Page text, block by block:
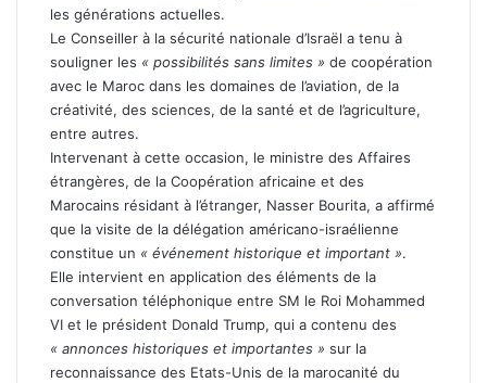
les générations actuelles.
Le Conseiller à la sécurité nationale d’Israël a tenu à
souligner les « possibilités sans limites » de coopération
avec le Maroc dans les domaines de l’aviation, de la
créativité, des sciences, de la santé et de l’agriculture,
entre autres.
Intervenant à cette occasion, le ministre des Affaires
étrangères, de la Coopération africaine et des
Marocains résidant à l’étranger, Nasser Bourita, a affirmé
que la visite de la délégation américano-israélienne
constitue un « événement historique et important ».
Elle intervient en application des éléments de la
conversation téléphonique entre SM le Roi Mohammed
VI et le président Donald Trump, qui a contenu des
« annonces historiques et importantes » sur la
reconnaissance des Etats-Unis de la marocanité du